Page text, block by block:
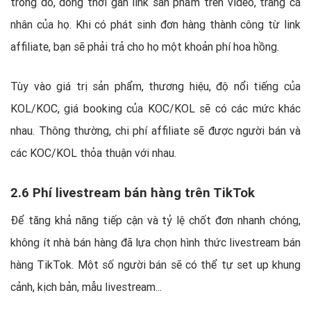
nhân của họ. Khi có phát sinh đơn hàng thành công từ link
affiliate, bạn sẽ phải trả cho họ một khoản phí hoa hồng.
Tùy vào giá trị sản phẩm, thương hiệu, độ nổi tiếng của
KOL/KOC, giá booking của KOC/KOL sẽ có các mức khác
nhau. Thông thường, chi phí affiliate sẽ được người bán và
các KOC/KOL thỏa thuận với nhau.
2.6 Phí livestream bán hàng trên TikTok
Để tăng khả năng tiếp cận và tỷ lệ chốt đơn nhanh chóng,
không ít nhà bán hàng đã lựa chọn hình thức livestream bán
hàng TikTok. Một số người bán sẽ có thể tự set up khung
cảnh, kịch bản, mẫu livestream...